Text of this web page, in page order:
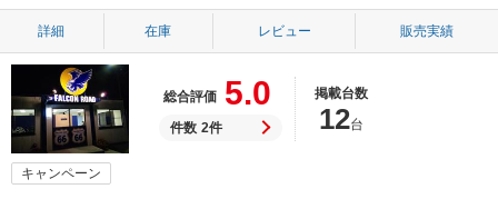
詳細 在庫 レビュー 販売実績
総合評価 5.0
件数 2件
掲載台数
12台
キャンペーン